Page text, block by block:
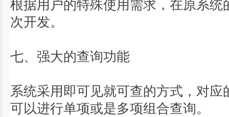
根据用户的特殊使用需求，在原系
次开发。
七、强大的查询功能
系统采用即可见就可查的方式，对
可以进行单项或是多项组合查询。